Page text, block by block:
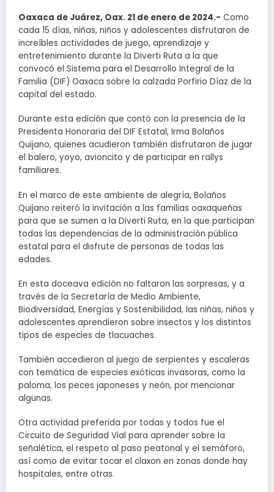
Oaxaca de Juárez, Oax. 21 de enero de 2024.- Como
cada 15 días, niñas, niños y adolescentes disfrutaron de
increíbles actividades de juego, aprendizaje y
entretenimiento durante la Diverti Ruta a la que
convocó el Sistema para el Desarrollo Integral de la
Familia (DIF) Oaxaca sobre la calzada Porfirio Díaz de la
capital del estado.
Durante esta edición que contó con la presencia de la
Presidenta Honoraria del DIF Estatal, Irma Bolaños
Quijano, quienes acudieron también disfrutaron de jugar
el balero, yoyo, avioncito y de participar en rallys
familiares.
En el marco de este ambiente de alegría, Bolaños
Quijano reiteró la invitación a las familias oaxaqueñas
para que se sumen a la Diverti Ruta, en la que participan
todas las dependencias de la administración pública
estatal para el disfrute de personas de todas las
edades.
En esta doceava edición no faltaron las sorpresas, y a
través de la Secretaría de Medio Ambiente,
Biodiversidad, Energías y Sostenibilidad, las niñas, niños y
adolescentes aprendieron sobre insectos y los distintos
tipos de especies de tlacuaches.
También accedieron al juego de serpientes y escaleras
con temática de especies exóticas invasoras, como la
paloma, los peces japoneses y neón, por mencionar
algunas.
Otra actividad preferida por todas y todos fue el
Circuito de Seguridad Vial para aprender sobre la
señalética, el respeto al paso peatonal y el semáforo,
así como de evitar tocar el claxon en zonas donde hay
hospitales, entre otras.